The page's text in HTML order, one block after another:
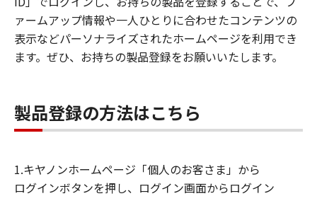
ァームアップ情報や一人ひとりに合わせたコンテンツの
表示などパーソナライズされたホームページを利用でき
ます。ぜひ、お持ちの製品登録をお願いいたします。
製品登録の方法はこちら
1.キヤノンホームページ「個人のお客さま」から
ログインボタンを押し、ログイン画面からログイン